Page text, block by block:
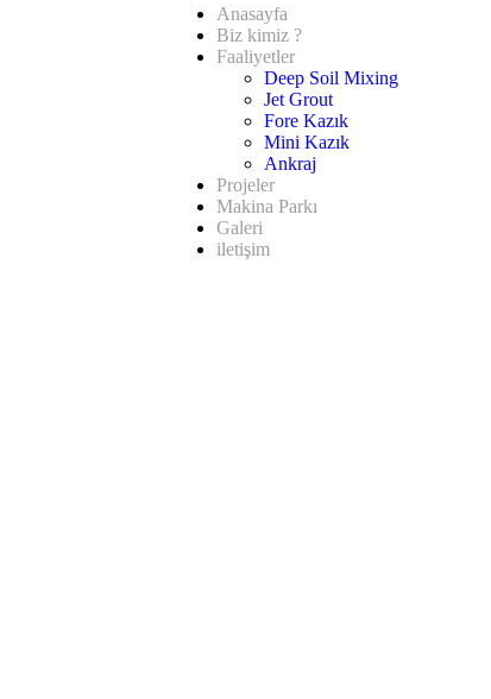
Anasayfa
Biz kimiz ?
Faaliyetler
Deep Soil Mixing
Jet Grout
Fore Kazık
Mini Kazık
Ankraj
Projeler
Makina Parkı
Galeri
iletişim